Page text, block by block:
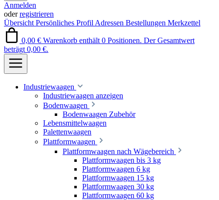
Anmelden
oderregistrieren
Übersicht Persönliches Profil Adressen Bestellungen Merkzettel
0,00 € Warenkorb enthält 0 Positionen. Der Gesamtwert
beträgt 0,00 €.
Industriewaagen
Industriewaagen anzeigen
Bodenwaagen
Bodenwaagen Zubehör
Lebensmittelwaagen
Palettenwaagen
Plattformwaagen
Plattformwaagen nach Wägebereich
Plattformwaagen bis 3 kg
Plattformwaagen 6 kg
Plattformwaagen 15 kg
Plattformwaagen 30 kg
Plattformwaagen 60 kg